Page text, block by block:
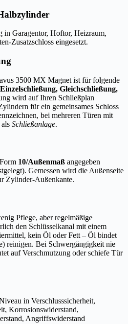
in Garagentor, Hoftor, Heizraum,
Zusatzschloss eingesetzt.
3500 MX Magnet ist für folgende
Einzelschließung, Gleichschließung,
wird auf Ihren Schließplan
für ein gemeinsames Schloss
bei mehreren Türen mit
Schließanlage.
10/Außenmaß angegeben
Gemessen wird die Außenseite
Zylinder-Außenkante.
Pflege, aber regelmäßige
den Schlüsselkanal mit einem
kein Öl oder Fett – Öl bindet
reinigen. Bei Schwergängigkeit nie
auf Verschmutzung oder schiefe Tür
in Verschlusssicherheit,
Korrosionswiderstand,
Angriffswiderstand